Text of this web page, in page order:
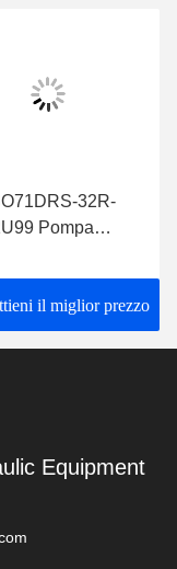
32R-
Pompa
il miglior prezzo
Equipment